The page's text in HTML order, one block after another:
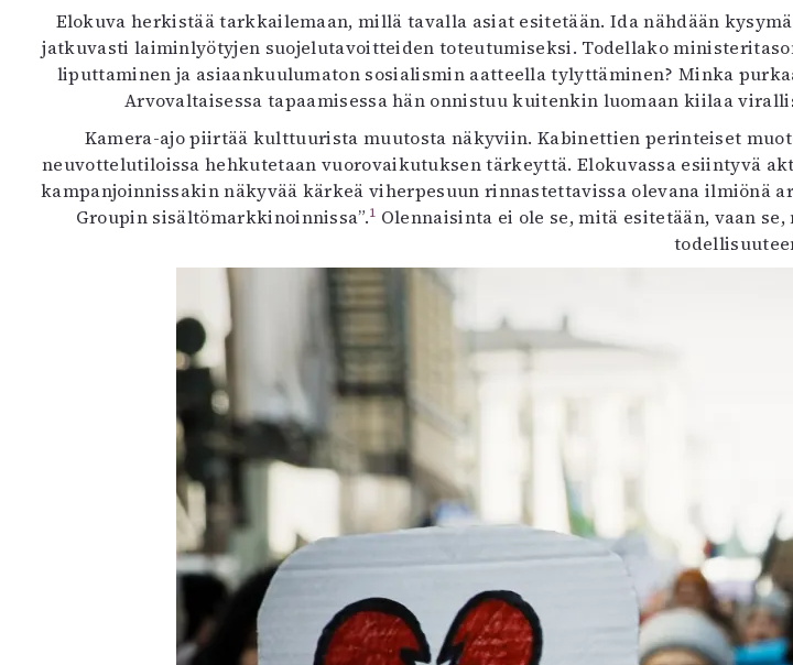
Elokuva herkistää tarkkailemaan, millä tavalla asiat esitetään. Ida nähdään
jatkuvasti laiminlyötyjen suojelutavoitteiden toteutumiseksi. Todellako
liputtaminen ja asiaankuulumaton sosialismin aatteella tylyttäminen? Minka
Arvovaltaisessa tapaamisessa hän onnistuu kuitenkin luomaan kiilaa
Kamera-ajo piirtää kulttuurista muutosta näkyviin. Kabinettien perinteiset
neuvottelutiloissa hehkutetaan vuorovaikutuksen tärkeyttä. Elokuvassa esiintyvä
kampanjoinnissakin näkyvää kärkeä viherpesuun rinnastettavissa olevana ilmiönä
Groupin sisältömarkkinoinnissa”.1 Olennaisinta ei ole se, mitä esitetään, vaan